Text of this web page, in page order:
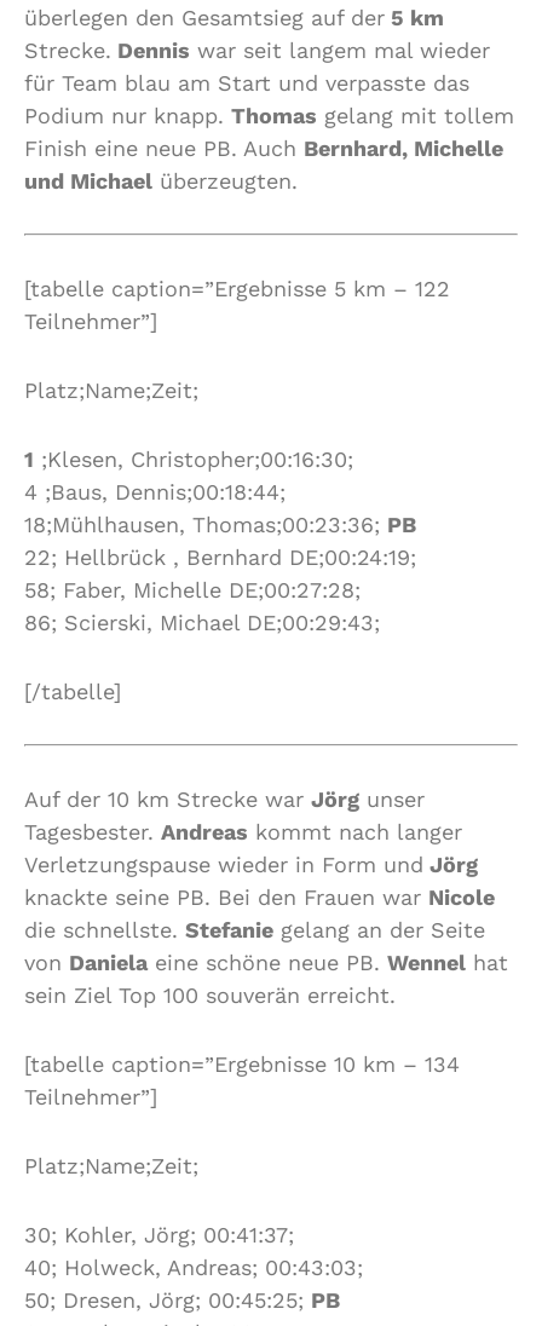
überlegen den Gesamtsieg auf der 5 km
Strecke. Dennis war seit langem mal wieder
für Team blau am Start und verpasste das
Podium nur knapp. Thomas gelang mit tollem
Finish eine neue PB. Auch Bernhard, Michelle
und Michael überzeugten.
[tabelle caption=”Ergebnisse 5 km – 122
Teilnehmer”]
Platz;Name;Zeit;
1 ;Klesen, Christopher;00:16:30;
4 ;Baus, Dennis;00:18:44;
18;Mühlhausen, Thomas;00:23:36; PB
22; Hellbrück , Bernhard DE;00:24:19;
58; Faber, Michelle DE;00:27:28;
86; Scierski, Michael DE;00:29:43;
[/tabelle]
Auf der 10 km Strecke war Jörg unser
Tagesbester. Andreas kommt nach langer
Verletzungspause wieder in Form und Jörg
knackte seine PB. Bei den Frauen war Nicole
die schnellste. Stefanie gelang an der Seite
von Danielaeine schöne neue PB. Wennel hat
sein Ziel Top 100 souverän erreicht.
[tabelle caption=”Ergebnisse 10 km – 134
Teilnehmer”]
Platz;Name;Zeit;
30; Kohler, Jörg; 00:41:37;
40; Holweck, Andreas; 00:43:03;
50; Dresen, Jörg; 00:45:25; PB